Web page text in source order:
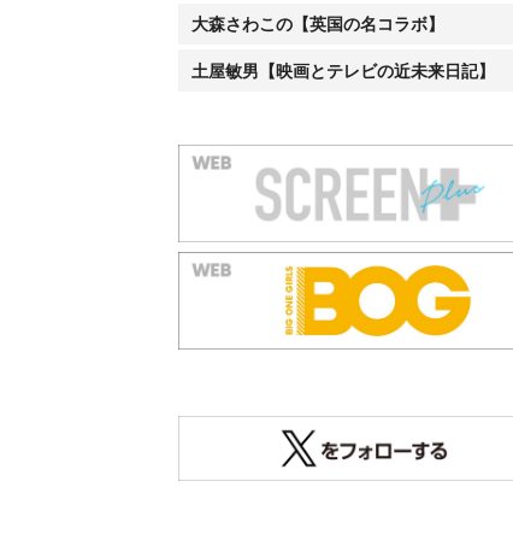
大森さわこの【英国の名コラボ】
土屋敏男【映画とテレビの近未来日記】